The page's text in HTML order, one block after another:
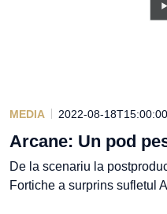
MEDIA 2022-08-
Arcane: Un pod
De la scenariu la
Fortiche a surprins sufletul